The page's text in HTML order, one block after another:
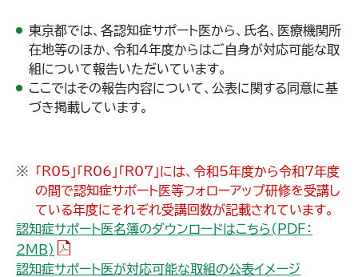
東京都では、各認知症サポート医から、氏名、医療機関所
在地等のほか、令和4年度からはご自身が対応可能な取
組について報告いただいています。
ここではその報告内容について、公表に関する同意に基
づき掲載しています。
「R05」「R06」「R07」には、令和5年度から令和7年度
の間で認知症サポート医等フォローアップ研修を受講し
ている年度にそれぞれ受講回数が記載されています。
認知症サポート医名簿のダウンロードはこちら(PDF：
2MB) （PDFファイル）
認知症サポート医が対応可能な取組の公表イメージ